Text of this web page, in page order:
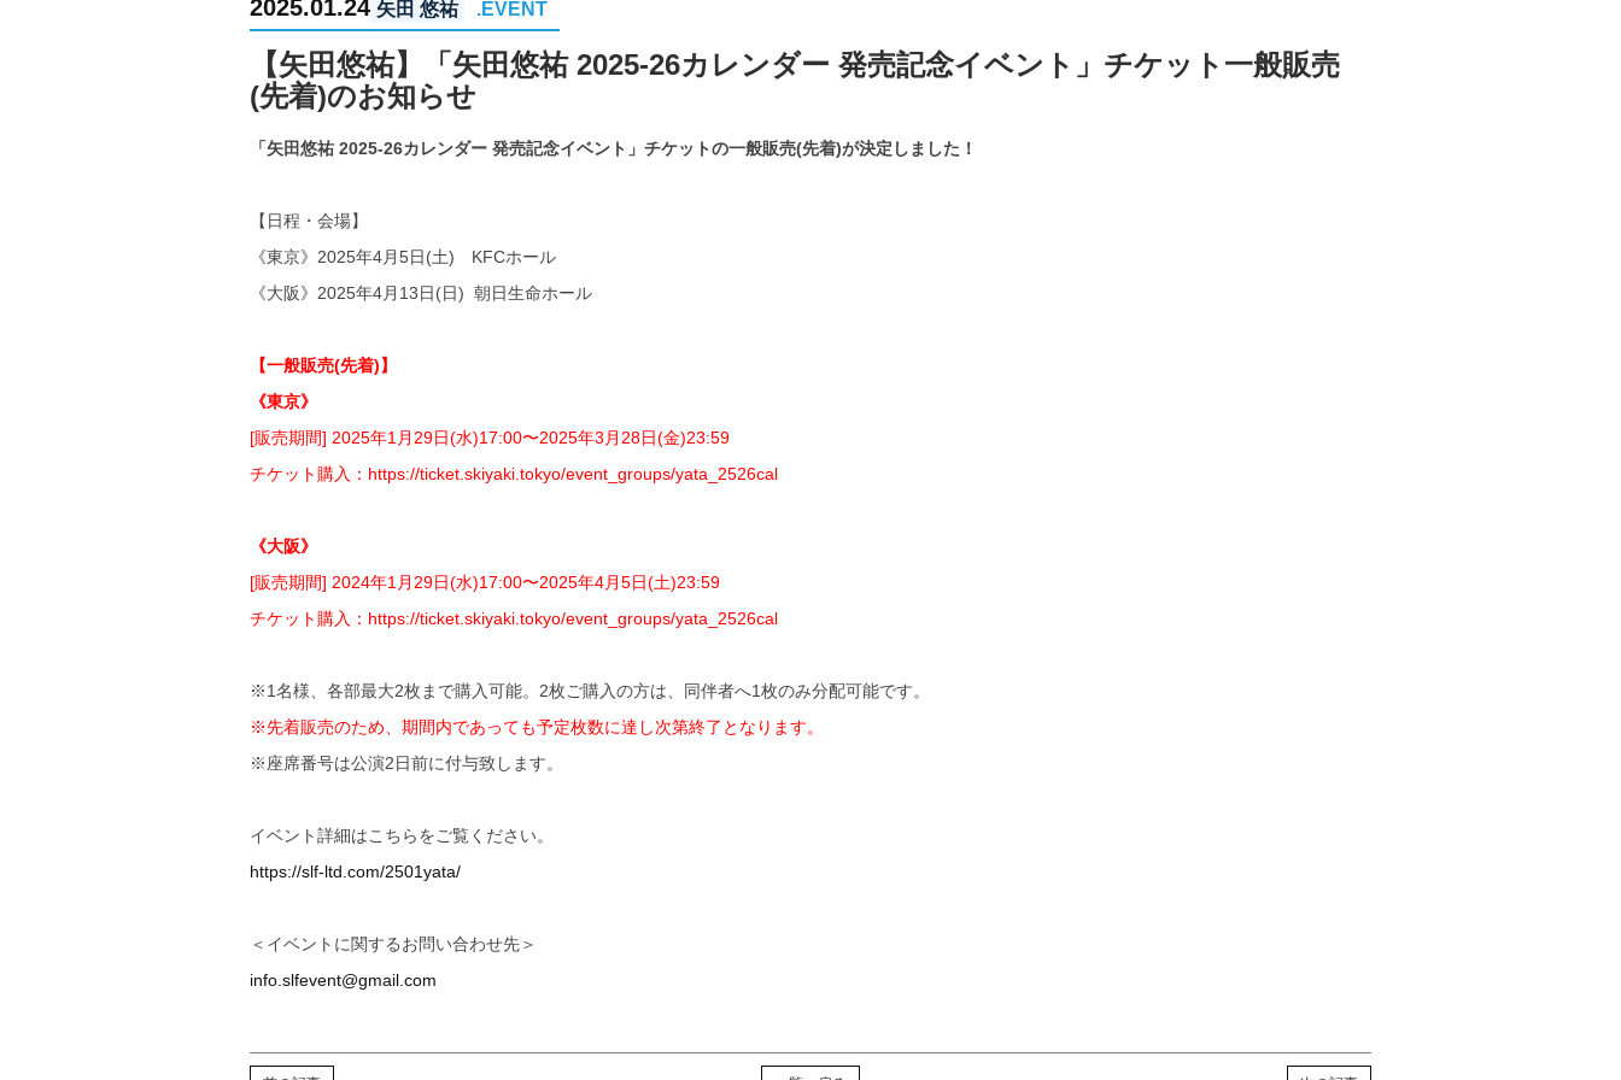
2025.01.24 矢田 悠祐 .EVENT
【矢田悠祐】「矢田悠祐 2025-26カレンダー 発売記念イベント」チケット一般販売
(先着)のお知らせ
「矢田悠祐 2025-26カレンダー 発売記念イベント」チケットの一般販売(先着)が決定しました！
【日程・会場】
《東京》2025年4月5日(土) KFCホール
《大阪》2025年4月13日(日) 朝日生命ホール
【一般販売(先着)】
《東京》
[販売期間] 2025年1月29日(水)17:00〜2025年3月28日(金)23:59
チケット購入： https://ticket.skiyaki.tokyo/event_groups/yata_2526cal
《大阪》
[販売期間] 2024年1月29日(水)17:00〜2025年4月5日(土)23:59
チケット購入： https://ticket.skiyaki.tokyo/event_groups/yata_2526cal
※1名様、各部最大2枚まで購入可能。2枚ご購入の方は、同伴者へ1枚のみ分配可能です。
※先着販売のため、期間内であっても予定枚数に達し次第終了となります。
※座席番号は公演2日前に付与致します。
イベント詳細はこちらをご覧ください。
https://slf-ltd.com/2501yata/
＜イベントに関するお問い合わせ先＞
info.slfevent@gmail.com